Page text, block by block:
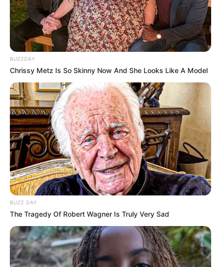
BUZZDAY
Chrissy Metz Is So Skinny Now And She Looks Like A Model
BUZZ DAY
The Tragedy Of Robert Wagner Is Truly Very Sad